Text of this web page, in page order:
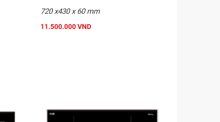
720 x430 x 60 mm
11.500.000 VND